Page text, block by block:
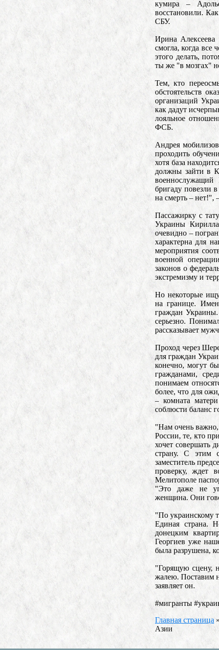
кумира –
восстановили.
СБУ.
Ирина Алексеева
смогла, когда все
этого делать,
ты же "в мозгах"
Тем, кто
обстоятельств
организаций
как дадут
лояльное
ФСБ.
Андрея
проходить
хотя база
должны зайти в
бригаду повезли
на смерть – нет!",
Пассажирку с
Украины
очевидно –
характерна для
мероприятия
военной
законов о
экстремизму и
Но некоторые
на границе.
граждан
серьезно.
рассказывает
Проход через
для граждан
конечно, могут
гражданами,
понимаем
более, что для
– комната
соблюсти баланс
"Нам очень важно,
России, те, кто
хочет совершать
страну. С этим
заместитель
проверку, ждет
Мелитополе
"Это даже не
женщина. Они
"По украинскому
Единая страна.
донецким
Георгиев уже
была разрушена,
"Горящую сцену,
жалею. Поставим
заявляет он.
#мигранты
Главная страница
Азии